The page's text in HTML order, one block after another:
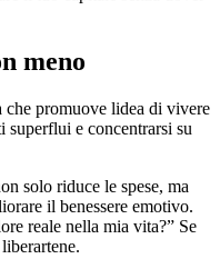
meno
promuove lidea di vivere
e concentrarsi su
solo riduce le spese, ma
il benessere emotivo.
reale nella mia vita?” Se